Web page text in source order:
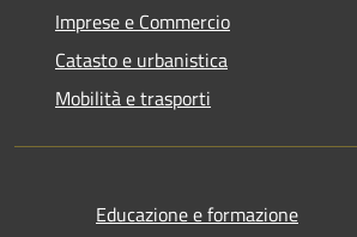
Imprese e Commercio
Catasto e urbanistica
Mobilità e trasporti
Educazione e formazione